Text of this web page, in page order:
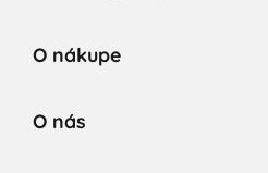
O nákupe
O nás